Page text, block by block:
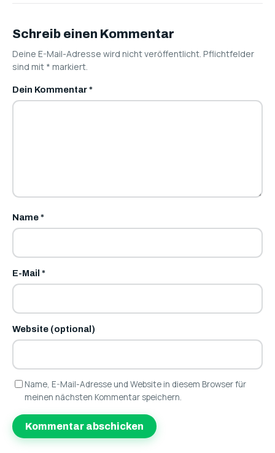
Schreib einen Kommentar
Deine E-Mail-Adresse wird nicht veröffentlicht. Pflichtfelder
sind mit * markiert.
Dein Kommentar*
Name*
E-Mail *
Website (optional)
Name, E-Mail-Adresse und Website in diesem Browser für
meinen nächsten Kommentar speichern.